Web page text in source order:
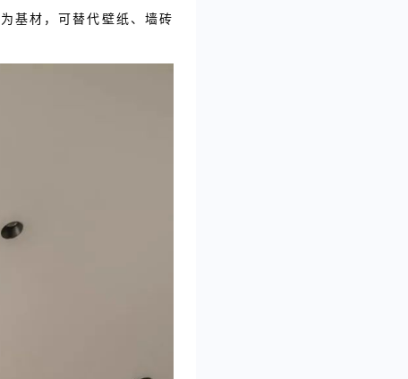
为基材，可替代壁纸、墙砖